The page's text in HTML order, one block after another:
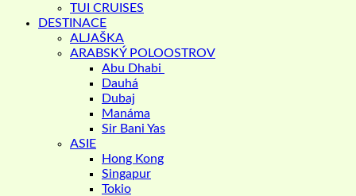
TUI CRUISES
DESTINACE
ALJAŠKA
ARABSKÝ POLOOSTROV
Abu Dhabi
Dauhá
Dubaj
Manáma
Sir Bani Yas
ASIE
Hong Kong
Singapur
Tokio